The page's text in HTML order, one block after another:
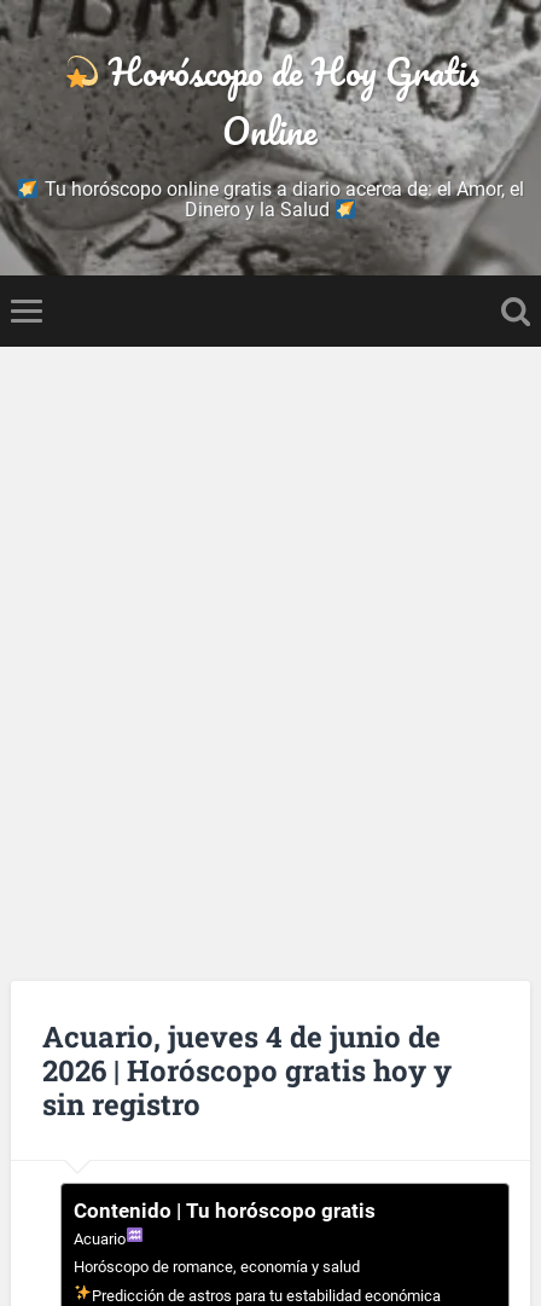
Horóscopo de Hoy Gratis
Online
Tu horóscopo online gratis a diario acerca de: el Amor, el
Dinero y la Salud
Acuario, jueves 4 de junio de
2026 | Horóscopo gratis hoy y
sin registro
Contenido | Tu horóscopo gratis
Acuario
Horóscopo de romance, economía y salud
Predicción de astros para tu estabilidad económica